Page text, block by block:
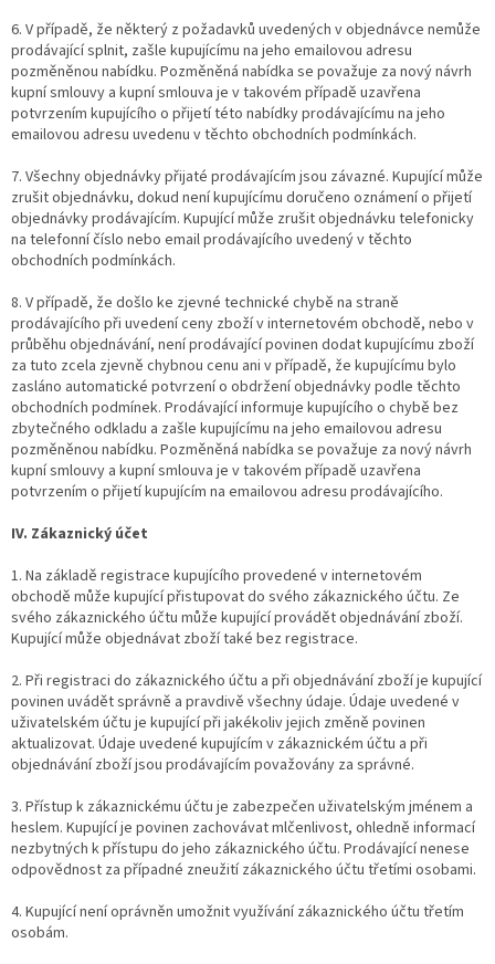
6. V případě, že některý z požadavků uvedených v objednávce nemůže
prodávající splnit, zašle kupujícímu na jeho emailovou adresu
pozměněnou nabídku. Pozměněná nabídka se považuje za nový návrh
kupní smlouvy a kupní smlouva je v takovém případě uzavřena
potvrzením kupujícího o přijetí této nabídky prodávajícímu na jeho
emailovou adresu uvedenu v těchto obchodních podmínkách.
7. Všechny objednávky přijaté prodávajícím jsou závazné. Kupující může
zrušit objednávku, dokud není kupujícímu doručeno oznámení o přijetí
objednávky prodávajícím. Kupující může zrušit objednávku telefonicky
na telefonní číslo nebo email prodávajícího uvedený v těchto
obchodních podmínkách.
8. V případě, že došlo ke zjevné technické chybě na straně
prodávajícího při uvedení ceny zboží v internetovém obchodě, nebo v
průběhu objednávání, není prodávající povinen dodat kupujícímu zboží
za tuto zcela zjevně chybnou cenu ani v případě, že kupujícímu bylo
zasláno automatické potvrzení o obdržení objednávky podle těchto
obchodních podmínek. Prodávající informuje kupujícího o chybě bez
zbytečného odkladu a zašle kupujícímu na jeho emailovou adresu
pozměněnou nabídku. Pozměněná nabídka se považuje za nový návrh
kupní smlouvy a kupní smlouva je v takovém případě uzavřena
potvrzením o přijetí kupujícím na emailovou adresu prodávajícího.
IV. Zákaznický účet
1. Na základě registrace kupujícího provedené v internetovém
obchodě může kupující přistupovat do svého zákaznického účtu. Ze
svého zákaznického účtu může kupující provádět objednávání zboží.
Kupující může objednávat zboží také bez registrace.
2. Při registraci do zákaznického účtu a při objednávání zboží je kupující
povinen uvádět správně a pravdivě všechny údaje. Údaje uvedené v
uživatelském účtu je kupující při jakékoliv jejich změně povinen
aktualizovat. Údaje uvedené kupujícím v zákaznickém účtu a při
objednávání zboží jsou prodávajícím považovány za správné.
3. Přístup k zákaznickému účtu je zabezpečen uživatelským jménem a
heslem. Kupující je povinen zachovávat mlčenlivost, ohledně informací
nezbytných k přístupu do jeho zákaznického účtu. Prodávající nenese
odpovědnost za případné zneužití zákaznického účtu třetími osobami.
4. Kupující není oprávněn umožnit využívání zákaznického účtu třetím
osobám.